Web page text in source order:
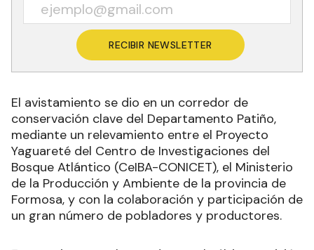
RECIBIR NEWSLETTER
El avistamiento se dio en un corredor de
conservación clave del Departamento Patiño,
mediante un relevamiento entre el Proyecto
Yaguareté del Centro de Investigaciones del
Bosque Atlántico (CeIBA-CONICET), el Ministerio
de la Producción y Ambiente de la provincia de
Formosa, y con la colaboración y participación de
un gran número de pobladores y productores.